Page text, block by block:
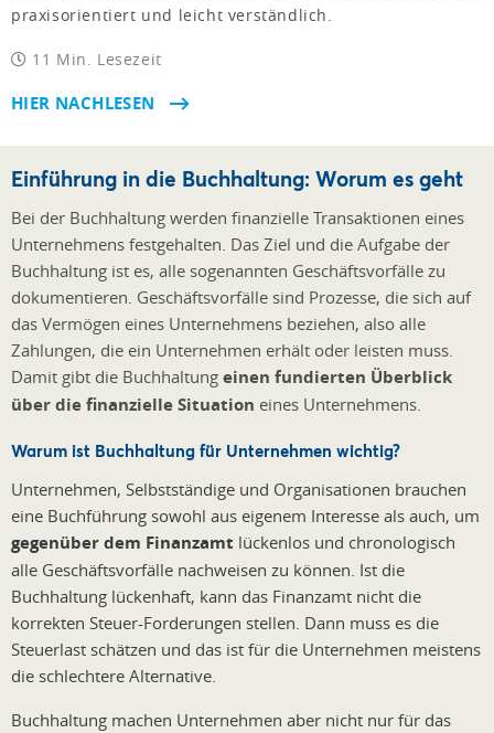
praxisorientiert und leicht verständlich.
11 Min. Lesezeit
HIER NACHLESEN
Einführung in die Buchhaltung: Worum es geht
Bei der Buchhaltung werden finanzielle Transaktionen eines
Unternehmens festgehalten. Das Ziel und die Aufgabe der
Buchhaltung ist es, alle sogenannten Geschäftsvorfälle zu
dokumentieren. Geschäftsvorfälle sind Prozesse, die sich auf
das Vermögen eines Unternehmens beziehen, also alle
Zahlungen, die ein Unternehmen erhält oder leisten muss.
Damit gibt die Buchhaltung einen fundierten Überblick
über die finanzielle Situation eines Unternehmens.
Warum ist Buchhaltung für Unternehmen wichtig?
Unternehmen, Selbstständige und Organisationen brauchen
eine Buchführung sowohl aus eigenem Interesse als auch, um
gegenüber dem Finanzamt lückenlos und chronologisch
alle Geschäftsvorfälle nachweisen zu können. Ist die
Buchhaltung lückenhaft, kann das Finanzamt nicht die
korrekten Steuer-Forderungen stellen. Dann muss es die
Steuerlast schätzen und das ist für die Unternehmen meistens
die schlechtere Alternative.
Buchhaltung machen Unternehmen aber nicht nur für das